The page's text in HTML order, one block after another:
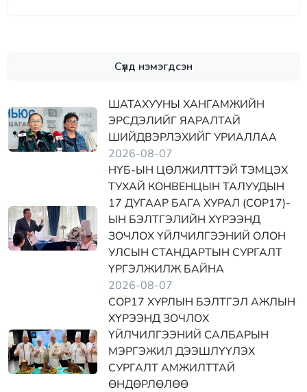
Сүүлд нэмэгдсэн
ШАТАХУУНЫ ХАНГАМЖИЙН
ЭРСДЭЛИЙГ ЯАРАЛТАЙ
ШИЙДВЭРЛЭХИЙГ УРИАЛЛАА
2026-08-07
НҮБ-ЫН ЦӨЛЖИЛТТЭЙ ТЭМЦЭХ
ТУХАЙ КОНВЕНЦЫН ТАЛУУДЫН
17 ДУГААР БАГА ХУРАЛ (COP17)-
ЫН БЭЛТГЭЛИЙН ХҮРЭЭНД
ЗОЧЛОХ ҮЙЛЧИЛГЭЭНИЙ ОЛОН
УЛСЫН СТАНДАРТЫН СУРГАЛТ
ҮРГЭЛЖИЛЖ БАЙНА
2026-08-07
COP17 ХУРЛЫН БЭЛТГЭЛ АЖЛЫН
ХҮРЭЭНД ЗОЧЛОХ
ҮЙЛЧИЛГЭЭНИЙ САЛБАРЫН
МЭРГЭЖИЛ ДЭЭШЛҮҮЛЭХ
СУРГАЛТ АМЖИЛТТАЙ
ӨНДӨРЛӨЛӨӨ